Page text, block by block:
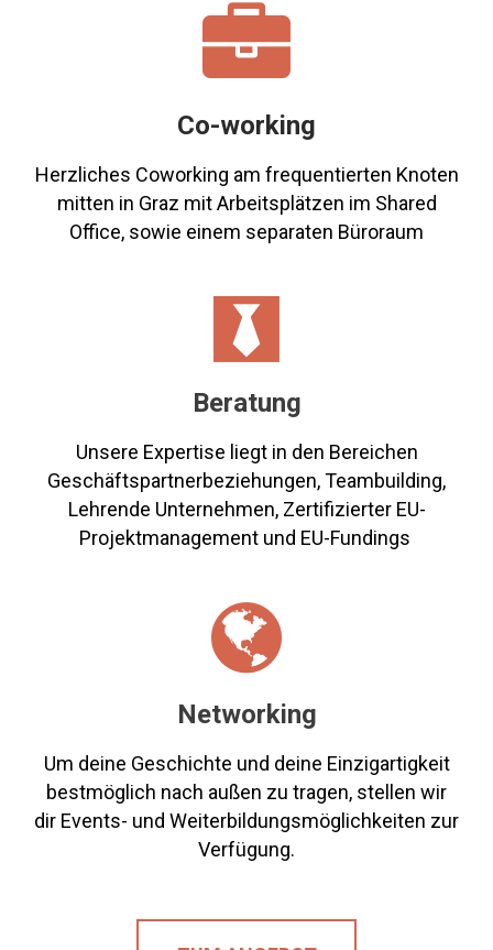

Co-working
Herzliches Coworking am frequentierten Knoten
mitten in Graz mit Arbeitsplätzen im Shared
Office, sowie einem separaten Büroraum

Beratung
Unsere Expertise liegt in den Bereichen
Geschäftspartnerbeziehungen, Teambuilding,
Lehrende Unternehmen, Zertifizierter EU-
Projektmanagement und EU-Fundings

Networking
Um deine Geschichte und deine Einzigartigkeit
bestmöglich nach außen zu tragen, stellen wir
dir Events- und Weiterbildungsmöglichkeiten zur
Verfügung.